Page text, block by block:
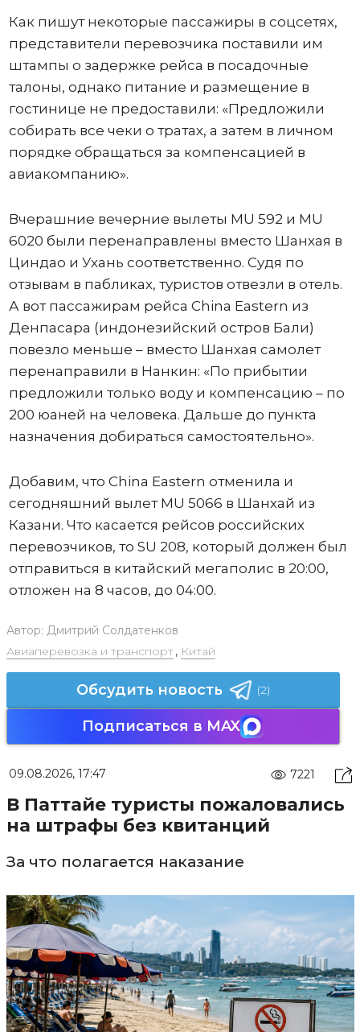
Как пишут некоторые пассажиры в соцсетях,
представители перевозчика поставили им
штампы о задержке рейса в посадочные
талоны, однако питание и размещение в
гостинице не предоставили: «Предложили
собирать все чеки о тратах, а затем в личном
порядке обращаться за компенсацией в
авиакомпанию».
Вчерашние вечерние вылеты MU 592 и MU
6020 были перенаправлены вместо Шанхая в
Циндао и Ухань соответственно. Судя по
отзывам в пабликах, туристов отвезли в отель.
А вот пассажирам рейса China Eastern из
Денпасара (индонезийский остров Бали)
повезло меньше – вместо Шанхая самолет
перенаправили в Нанкин: «По прибытии
предложили только воду и компенсацию – по
200 юаней на человека. Дальше до пункта
назначения добираться самостоятельно».
Добавим, что China Eastern отменила и
сегодняшний вылет MU 5066 в Шанхай из
Казани. Что касается рейсов российских
перевозчиков, то SU 208, который должен был
отправиться в китайский мегаполис в 20:00,
отложен на 8 часов, до 04:00.
Автор: Дмитрий Солдатенков
Авиаперевозка и транспорт, Китай
Обсудить новость (2)
Подписаться в MAX
09.08.2026, 17:47 7221
В Паттайе туристы пожаловались
на штрафы без квитанций
За что полагается наказание